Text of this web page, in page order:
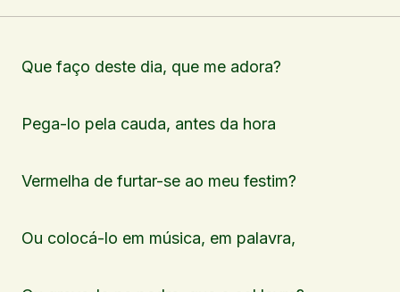
Que faço deste dia, que me adora?
Pega-lo pela cauda, antes da hora
Vermelha de furtar-se ao meu festim?
Ou colocá-lo em música, em palavra,